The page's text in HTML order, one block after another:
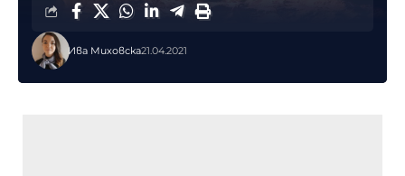
Ива Миховска21.04.2021